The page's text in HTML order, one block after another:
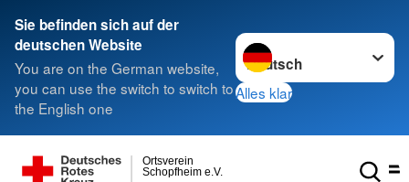
Sie befinden sich auf der
deutschen Website
You are on the German website,
you can use the switch to switch to
the English one
Sprache wechseln zu
Alles klar
Schopfheim e.V.
Ortsverein